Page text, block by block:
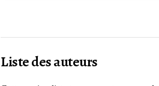
Liste des auteurs